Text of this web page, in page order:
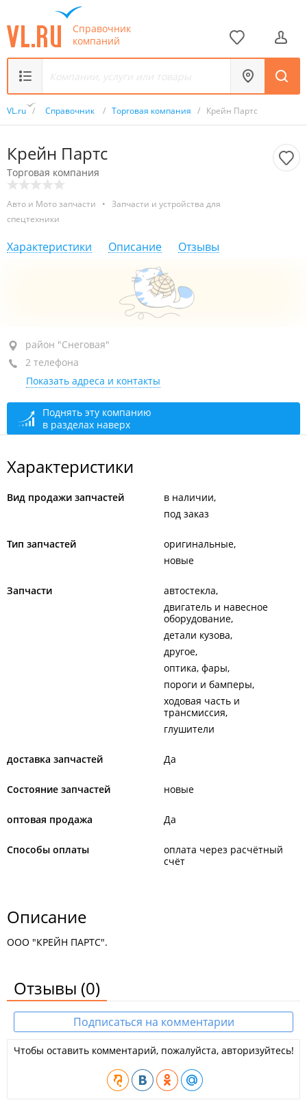
Справочник
компаний
VL.ru / Справочник / Торговая компания / Крейн Партс
Крейн Партс
Торговая компания
Авто и Мото запчасти • Запчасти и устройства для
спецтехники
Характеристики Описание Отзывы
район "Снеговая", ул. Снеговая, 36
+7 999 616-26-22
+7 924 262-26-22
сегодня закрыто
район "Снеговая"
2 телефона
Показать адреса и контакты
Поднять эту компанию
в разделах наверх
Характеристики
Вид продажи запчастей
в наличии
под заказ
Тип запчастей
оригинальные
новые
Запчасти
автостекла
двигатель и навесное
оборудование
детали кузова
другое
оптика, фары
пороги и бамперы
ходовая часть и
трансмиссия
глушители
доставка запчастей Да
Состояние запчастей новые
оптовая продажа Да
Способы оплаты
оплата через расчётный
счёт
Описание
ООО "КРЕЙН ПАРТС".
Отзывы (0)
Подписаться на комментарии
Чтобы оставить комментарий, пожалуйста, авторизуйтесь!